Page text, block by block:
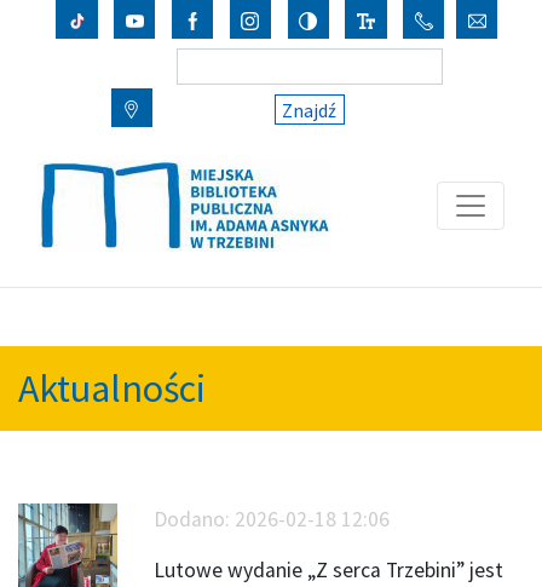
Znajdź
Aktualności
Dodano: 2026-02-18 12:06
Lutowe wydanie „Z serca Trzebini” jest